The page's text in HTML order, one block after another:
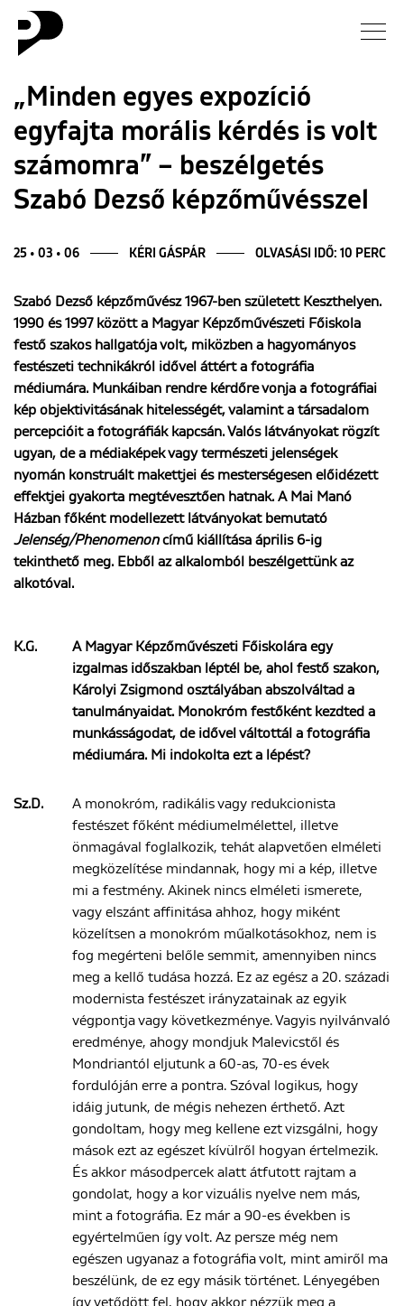
Galéria
Rólunk
ENGLISH
„Minden egyes expozíció
egyfajta morális kérdés is volt
számomra” – beszélgetés
Szabó Dezső képzőművésszel
25 • 03 • 06 KÉRI GÁSPÁR OLVASÁSI IDŐ: 10 PERC
Szabó Dezső képzőművész 1967-ben született Keszthelyen.
1990 és 1997 között a Magyar Képzőművészeti Főiskola
festő szakos hallgatója volt, miközben a hagyományos
festészeti technikákról idővel áttért a fotográfia
médiumára. Munkáiban rendre kérdőre vonja a fotográfiai
kép objektivitásának hitelességét, valamint a társadalom
percepcióit a fotográfiák kapcsán. Valós látványokat rögzít
ugyan, de a médiaképek vagy természeti jelenségek
nyomán konstruált makettjei és mesterségesen előidézett
effektjei gyakorta megtévesztően hatnak. A Mai Manó
Házban főként modellezett látványokat bemutató
Jelenség/Phenomenoncímű kiállítása április 6-ig
tekinthető meg. Ebből az alkalomból beszélgettünk az
alkotóval.
K.G.
A Magyar Képzőművészeti Főiskolára egy
izgalmas időszakban léptél be, ahol festő szakon,
Károlyi Zsigmond osztályában abszolváltad a
tanulmányaidat. Monokróm festőként kezdted a
munkásságodat, de idővel váltottál a fotográfia
médiumára. Mi indokolta ezt a lépést?
Sz.D.
A monokróm, radikális vagy redukcionista
festészet főként médiumelmélettel, illetve
önmagával foglalkozik, tehát alapvetően elméleti
megközelítése mindannak, hogy mi a kép, illetve
mi a festmény. Akinek nincs elméleti ismerete,
vagy elszánt affinitása ahhoz, hogy miként
közelítsen a monokróm műalkotásokhoz, nem is
fog megérteni belőle semmit, amennyiben nincs
meg a kellő tudása hozzá. Ez az egész a 20. századi
modernista festészet irányzatainak az egyik
végpontja vagy következménye. Vagyis nyilvánvaló
eredménye, ahogy mondjuk Malevicstől és
Mondriantól eljutunk a 60-as, 70-es évek
fordulóján erre a pontra. Szóval logikus, hogy
idáig jutunk, de mégis nehezen érthető. Azt
gondoltam, hogy meg kellene ezt vizsgálni, hogy
mások ezt az egészet kívülről hogyan értelmezik.
És akkor másodpercek alatt átfutott rajtam a
gondolat, hogy a kor vizuális nyelve nem más,
mint a fotográfia. Ez már a 90-es években is
egyértelműen így volt. Az persze még nem
egészen ugyanaz a fotográfia volt, mint amiről ma
beszélünk, de ez egy másik történet. Lényegében
így vetődött fel, hogy akkor nézzük meg a